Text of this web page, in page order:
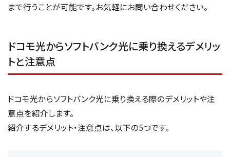
まで行うことが可能です。お気軽にお問い合わせください。
ドコモ光からソフトバンク光に乗り換えるデメリッ
トと注意点
ドコモ光からソフトバンク光に乗り換える際のデメリットや注
意点を紹介します。
紹介するデメリット・注意点は、以下の5つです。